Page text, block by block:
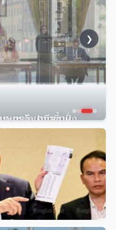
-ตุรกี-ปากีสถาน
นตัว
❯